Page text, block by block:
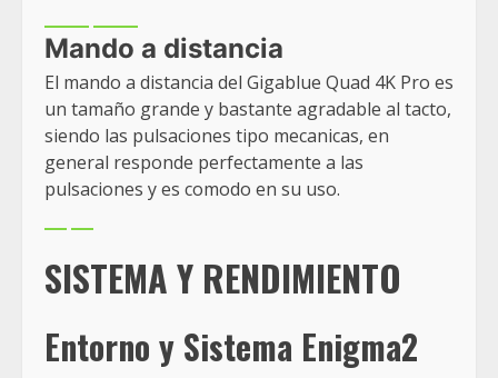
Mando a distancia
El mando a distancia del Gigablue Quad 4K Pro es
un tamaño grande y bastante agradable al tacto,
siendo las pulsaciones tipo mecanicas, en
general responde perfectamente a las
pulsaciones y es comodo en su uso.
SISTEMA Y RENDIMIENTO
Entorno y Sistema Enigma2